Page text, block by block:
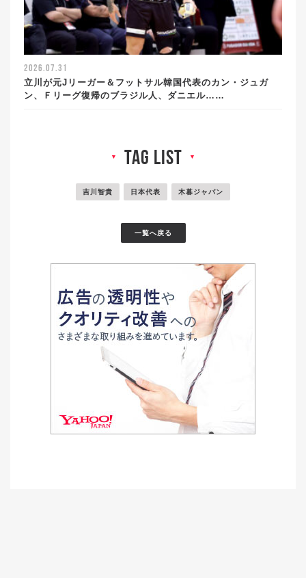
2026.07.31
立川が元Jリーガー＆フットサル韓国代表のカン・ジュガ
ン、Ｆリーグ復帰のブラジル人、ダニエル……
▼ tag list ▼
吉川智貴 日本代表 木暮ジャパン
一覧へ戻る